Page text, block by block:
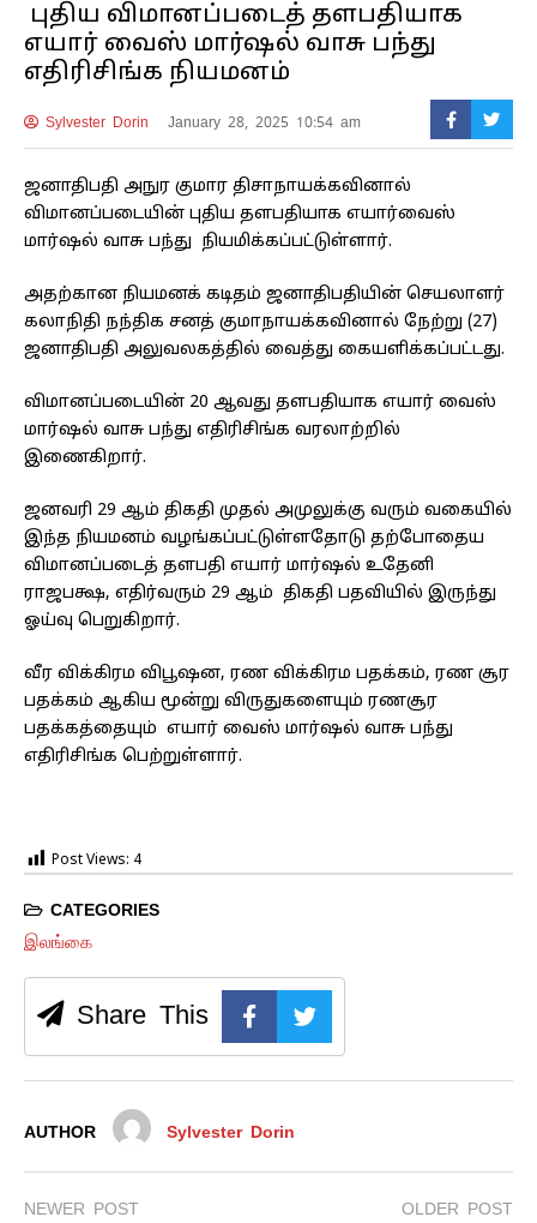
புதிய விமானப்படைத் தளபதியாக
எயார் வைஸ் மார்ஷல் வாசு பந்து
எதிரிசிங்க நியமனம்
Sylvester Dorin January 28, 2025 10:54 am
ஜனாதிபதி அநுர குமார திசாநாயக்கவினால்
விமானப்படையின் புதிய தளபதியாக எயார்வைஸ்
மார்ஷல் வாசு பந்து நியமிக்கப்பட்டுள்ளார்.
அதற்கான நியமனக் கடிதம் ஜனாதிபதியின் செயலாளர்
கலாநிதி நந்திக சனத் குமாநாயக்கவினால் நேற்று (27)
ஜனாதிபதி அலுவலகத்தில் வைத்து கையளிக்கப்பட்டது.
விமானப்படையின் 20 ஆவது தளபதியாக எயார் வைஸ்
மார்ஷல் வாசு பந்து எதிரிசிங்க வரலாற்றில்
இணைகிறார்.
ஜனவரி 29 ஆம் திகதி முதல் அமுலுக்கு வரும் வகையில்
இந்த நியமனம் வழங்கப்பட்டுள்ளதோடு தற்போதைய
விமானப்படைத் தளபதி எயார் மார்ஷல் உதேனி
ராஜபக்ஷ, எதிர்வரும் 29 ஆம் திகதி பதவியில் இருந்து
ஓய்வு பெறுகிறார்.
வீர விக்கிரம விபூஷன, ரண விக்கிரம பதக்கம், ரண சூர
பதக்கம் ஆகிய மூன்று விருதுகளையும் ரணசூர
பதக்கத்தையும் எயார் வைஸ் மார்ஷல் வாசு பந்து
எதிரிசிங்க பெற்றுள்ளார்.
Post Views: 4
CATEGORIES
இலங்கை
Share This
AUTHOR Sylvester Dorin
NEWER POST OLDER POST